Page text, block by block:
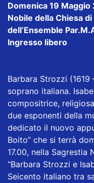
Domenica 19 Maggio
Nobile della Chiesa
dell’Ensemble
Ingresso libero
Barbara Strozzi
soprano italiana.
compositrice,
due esponenti della
dedicato il nuovo
Boito” che si terrà
17.00, nella Sagrestia
“Barbara Strozzi e
Seicento italiano tra